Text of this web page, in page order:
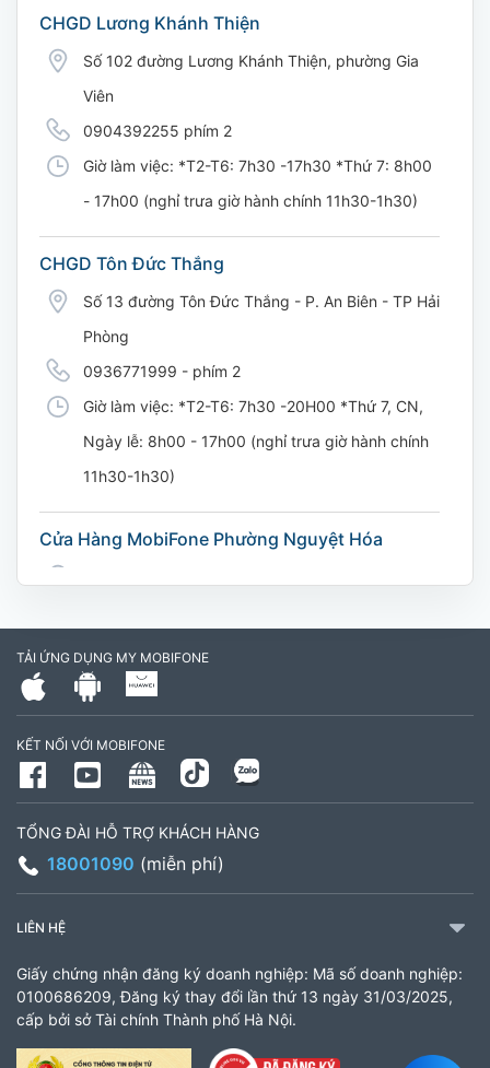
CHGD Lương Khánh Thiện
Số 102 đường Lương Khánh Thiện, phường Gia
Viên
0904392255 phím 2
Giờ làm việc: *T2-T6: 7h30 -17h30 *Thứ 7: 8h00
- 17h00 (nghỉ trưa giờ hành chính 11h30-1h30)
CHGD Tôn Đức Thắng
Số 13 đường Tôn Đức Thắng - P. An Biên - TP Hải
Phòng
0936771999 - phím 2
Giờ làm việc: *T2-T6: 7h30 -20H00 *Thứ 7, CN,
Ngày lễ: 8h00 - 17h00 (nghỉ trưa giờ hành chính
11h30-1h30)
Cửa Hàng MobiFone Phường Nguyệt Hóa
795497999
Giờ làm việc: Thứ 2 đến Thứ 6: Sáng 07:30 -
11:00 Chiều 13:30 đến 17:30 Thứ 7: Sáng 08:00
- 11:30 chiều 13:00 đến 17:00
CH 21B Ba La (CH 16 Ba La)
903460846
Giờ làm việc: 8:00 - 18:00
TẢI ỨNG DỤNG MY MOBIFONE
KẾT NỐI VỚI MOBIFONE
TỔNG ĐÀI HỖ TRỢ KHÁCH HÀNG
18001090 (miễn phí)
LIÊN HỆ
Giấy chứng nhận đăng ký doanh nghiệp: Mã số doanh nghiệp:
0100686209, Đăng ký thay đổi lần thứ 13 ngày 31/03/2025,
cấp bởi sở Tài chính Thành phố Hà Nội.